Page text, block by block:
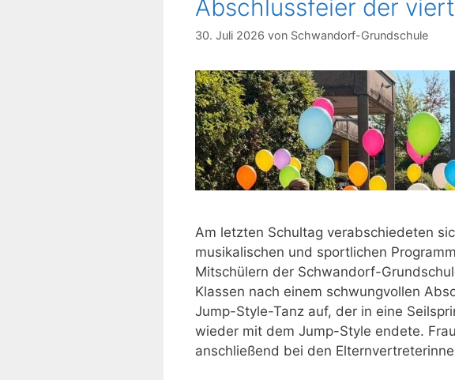
Abschlussfeier der
30. Juli 2026 von Schwandorf-Grundschule
Am letzten Schultag verabschiedeten
musikalischen und sportlichen
Mitschülern der Schwandorf-
Klassen nach einem schwungvollen
Jump-Style-Tanz auf, der in eine
wieder mit dem Jump-Style endete.
anschließend bei den